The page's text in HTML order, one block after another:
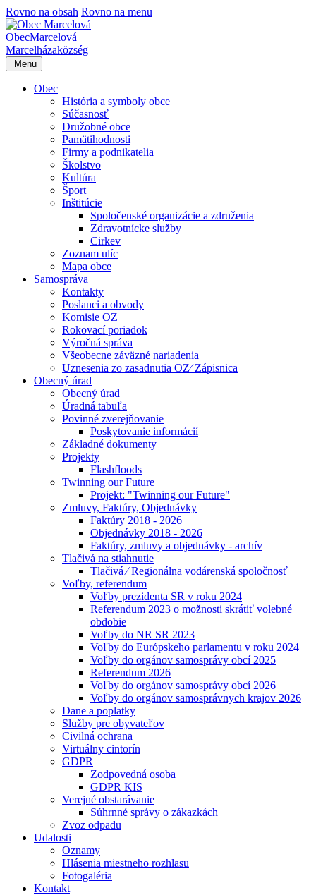
Rovno na obsah Rovno na menu
ObecMarcelová
Marcelházaközség
Menu
Obec
História a symboly obce
Súčasnosť
Družobné obce
Pamätihodnosti
Firmy a podnikatelia
Školstvo
Kultúra
Šport
Inštitúcie
Spoločenské organizácie a združenia
Zdravotnícke služby
Cirkev
Zoznam ulíc
Mapa obce
Samospráva
Kontakty
Poslanci a obvody
Komisie OZ
Rokovací poriadok
Výročná správa
Všeobecne záväzné nariadenia
Uznesenia zo zasadnutia OZ⁄ Zápisnica
Obecný úrad
Obecný úrad
Úradná tabuľa
Povinné zverejňovanie
Poskytovanie informácií
Základné dokumenty
Projekty
Flashfloods
Twinning our Future
Projekt: "Twinning our Future"
Zmluvy, Faktúry, Objednávky
Faktúry 2018 - 2026
Objednávky 2018 - 2026
Faktúry, zmluvy a objednávky - archív
Tlačivá na stiahnutie
Tlačivá ⁄ Regionálna vodárenská spoločnosť
Voľby, referendum
Voľby prezidenta SR v roku 2024
Referendum 2023 o možnosti skrátiť volebné
obdobie
Voľby do NR SR 2023
Voľby do Európskeho parlamentu v roku 2024
Voľby do orgánov samosprávy obcí 2025
Referendum 2026
Voľby do orgánov samosprávy obcí 2026
Voľby do orgánov samosprávnych krajov 2026
Dane a poplatky
Služby pre obyvateľov
Civilná ochrana
Virtuálny cintorín
GDPR
Zodpovedná osoba
GDPR KIS
Verejné obstarávanie
Súhrnné správy o zákazkách
Zvoz odpadu
Udalosti
Oznamy
Hlásenia miestneho rozhlasu
Fotogaléria
Kontakt